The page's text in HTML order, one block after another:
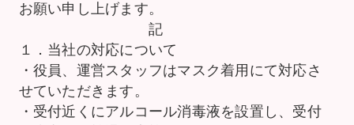
お願い申し上げます。
記
１．当社の対応について
・役員、運営スタッフはマスク着用にて対応さ
せていただきます。
・受付近くにアルコール消毒液を設置し、受付